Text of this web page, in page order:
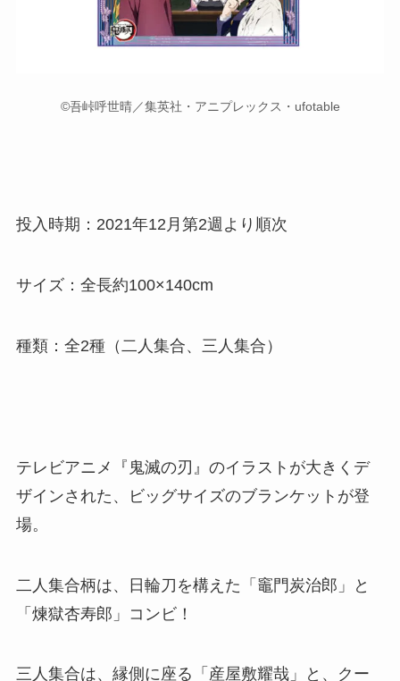
©吾峠呼世晴／集英社・アニプレックス・ufotable
投入時期：2021年12月第2週より順次
サイズ：全長約100×140cm
種類：全2種（二人集合、三人集合）
テレビアニメ『鬼滅の刃』のイラストが大きくデ
ザインされた、ビッグサイズのブランケットが登
場。
二人集合柄は、日輪刀を構えた「竈門炭治郎」と
「煉獄杏寿郎」コンビ！
三人集合は、縁側に座る「産屋敷耀哉」と、クー